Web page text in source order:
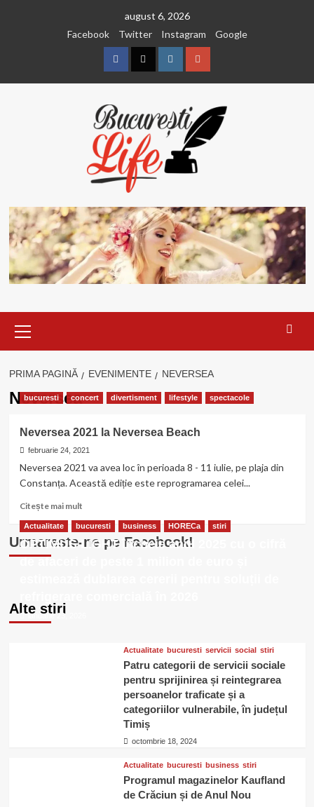
august 6, 2026
Facebook
Twitter Instagram Google
FacebookTwitterInstagramGoogle
principal
PRIMA PAGINĂ EVENIMENTE NEVERSEA
Neversea
bucuresti concert divertisment lifestyle spectacole
Neversea 2021 la Neversea Beach
februarie 24, 2021
Neversea 2021 va avea loc în perioada 8 - 11 iulie, pe plaja din
Constanța. Această ediție este reprogramarea celei...
Citește mai multCitește
multe
despre
Urmareste-ne pe Facebook!
Alte stiri
Actualitate bucuresti business HORECa stiri
OPTIMUS LIGHT încheie anul 2025 cu o cifră
de afaceri de peste 1 milion de euro și
ianuarie 23, 2026
Actualitate bucuresti servicii social stiri
Patru categorii de servicii sociale
pentru sprijinirea și reintegrarea
persoanelor traficate și a
categoriilor vulnerabile, în județul
Timiș
octombrie 18, 2024
Actualitate bucuresti business stiri
Programul magazinelor Kaufland
de Crăciun și de Anul Nou